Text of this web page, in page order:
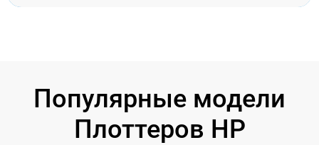
Популярные модели
Плоттеров HP